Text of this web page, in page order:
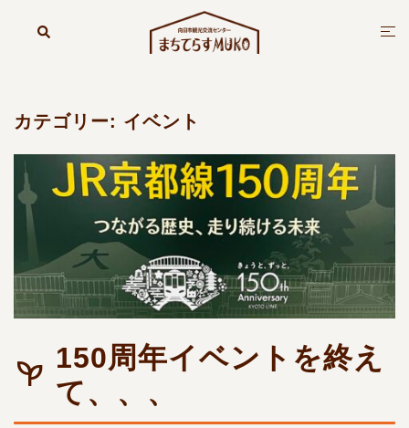
検
索
ト
ー
カテゴリー: イベント
150周年イベントを終え
て、、、